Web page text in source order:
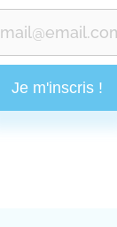
Je m'inscris !